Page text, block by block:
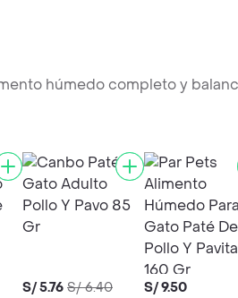
húmedo completo y
S/ 5.76 S/ 6.40 S/ 9.50